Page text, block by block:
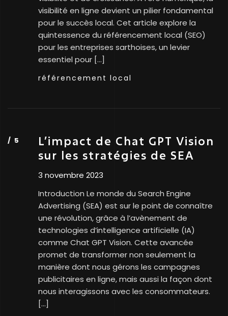
visibilité en ligne devient un pilier fondamental
pour le succès local. Cet article explore la
quintessence du référencement local (SEO)
pour les entreprises sarthoises, un levier
essentiel pour […]
référencement local
L’impact de Chat GPT Vision
sur les stratégies de SEA
3 novembre 2023
Introduction Le monde du Search Engine
Advertising (SEA) est sur le point de connaître
une révolution, grâce à l’avènement de
technologies d’intelligence artificielle (IA)
comme Chat GPT Vision. Cette avancée
promet de transformer non seulement la
manière dont nous gérons les campagnes
publicitaires en ligne, mais aussi la façon dont
nous interagissons avec les consommateurs.
[…]